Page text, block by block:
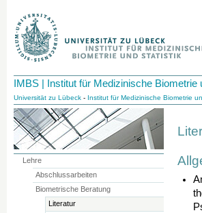
IMBS | Institut für Medizinische Biometrie
Universität zu Lübeck - Institut für Medizinische Biometrie
Lehre
Abschlussarbeiten
Biometrische Beratung
Literatur